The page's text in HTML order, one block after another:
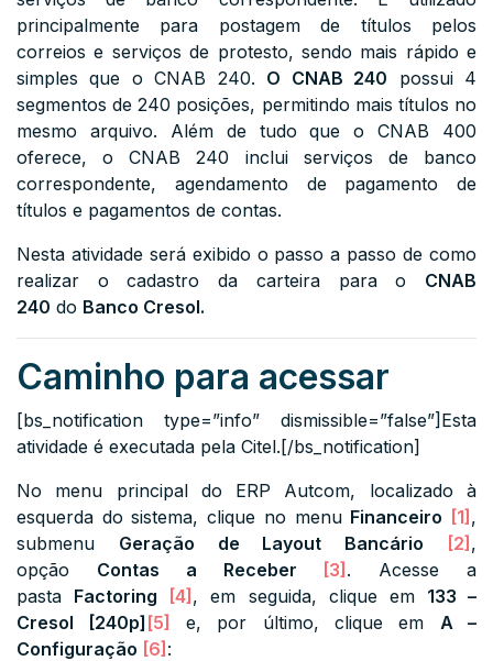
principalmente para postagem de títulos pelos
correios e serviços de protesto, sendo mais rápido e
simples que o CNAB 240. O CNAB 240 possui 4
segmentos de 240 posições, permitindo mais títulos no
mesmo arquivo. Além de tudo que o CNAB 400
oferece, o CNAB 240 inclui serviços de banco
correspondente, agendamento de pagamento de
títulos e pagamentos de contas.
Nesta atividade será exibido o passo a passo de como
realizar o cadastro da carteira para o CNAB
240 do Banco Cresol.
Caminho para acessar
[bs_notification type=”info” dismissible=”false”]Esta
atividade é executada pela Citel.[/bs_notification]
No menu principal do ERP Autcom, localizado à
esquerda do sistema, clique no menu Financeiro [1] ,
submenu Geração de Layout Bancário [2] ,
opção Contas a Receber [3] . Acesse a
pasta Factoring [4] , em seguida, clique em 133 –
Cresol [240p] [5] e, por último, clique em A –
Configuração [6] :